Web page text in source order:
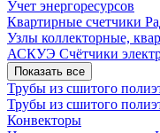
Учет энергоресурсов
Квартирные счетчики
Узлы коллекторные,
АСКУЭ Счётчики
Показать все
Трубы из сшитого
Трубы из сшитого
Конвекторы